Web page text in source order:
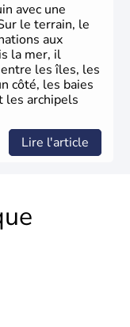
avec une
le terrain, le
aux
la mer, il
les îles, les
côté, les baies
les archipels
Lire l'article